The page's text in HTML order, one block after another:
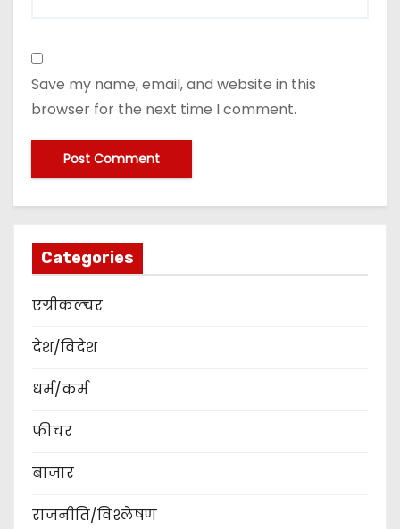
Save my name, email, and website in this
browser for the next time I comment.
Categories
एग्रीकल्चर
देश/विदेश
धर्म/कर्म
फीचर
बाजार
राजनीति/विश्लेषण